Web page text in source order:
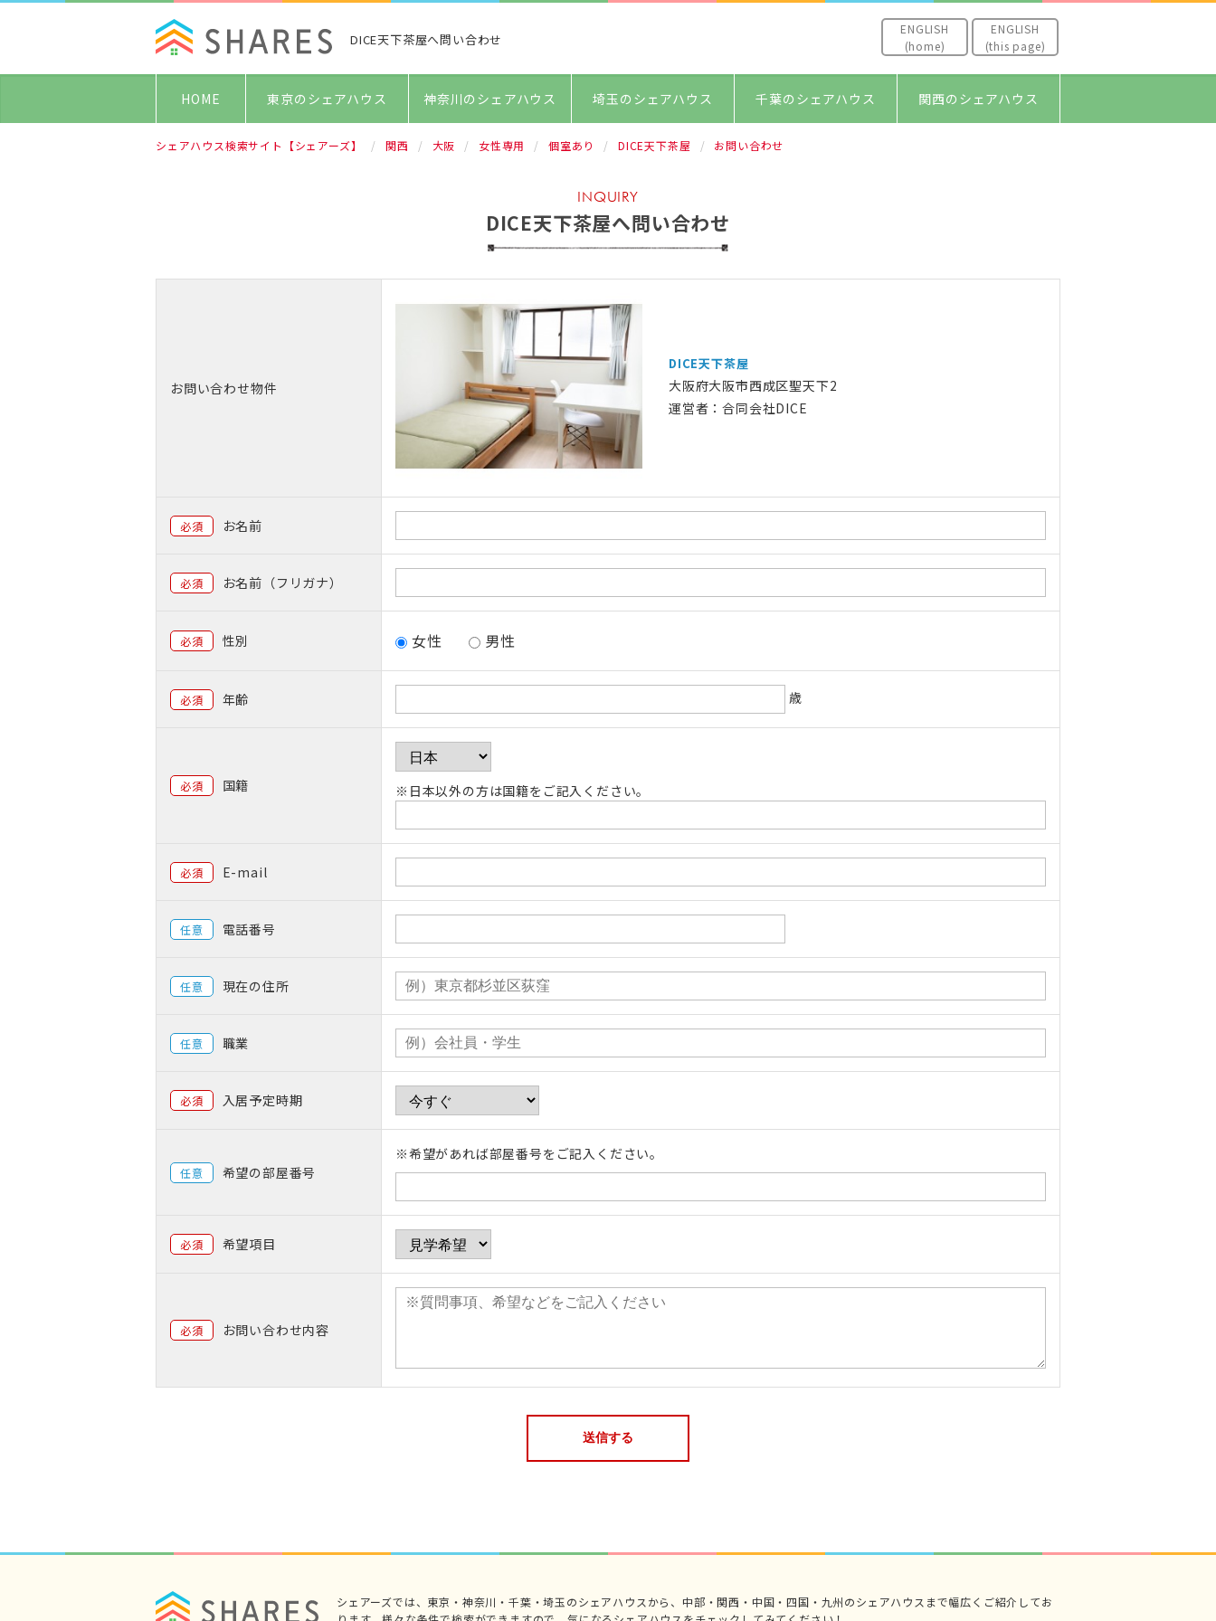
DICE天下茶屋へ問い合わせ
ENGLISH
(home)
ENGLISH
(this page)
HOME 東京のシェアハウス 神奈川のシェアハウス 埼玉のシェアハウス 千葉のシェアハウス 関西のシェアハウス
シェアハウス検索サイト【シェアーズ】 関西 大阪 女性専用 個室あり DICE天下茶屋 お問い合わせ
INQUIRY
DICE天下茶屋へ問い合わせ
お問い合わせ物件
DICE天下茶屋
大阪府大阪市西成区聖天下2
運営者：合同会社DICE
必須 お名前
必須 お名前（フリガナ）
必須 性別 女性 男性
必須 年齢 歳
必須 国籍 ※日本以外の方は国籍をご記入ください。
必須 E-mail
任意 電話番号
任意 現在の住所
任意 職業
必須 入居予定時期
任意 希望の部屋番号
※希望があれば部屋番号をご記入ください。
必須 希望項目
必須 お問い合わせ内容
シェアーズでは、東京・神奈川・千葉・埼玉のシェアハウスから、中部・関西・中国・四国・九州のシェアハウスまで幅広くご紹介してお